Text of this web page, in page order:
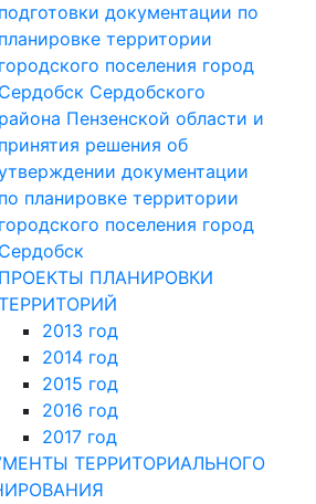
подготовки документации по
планировке территории
городского поселения город
Сердобск Сердобского
района Пензенской области и
принятия решения об
документации
по планировке территории
городского поселения город
Сердобск
ПРОЕКТЫ ПЛАНИРОВКИ
2013 год
2014 год
2015 год
2016 год
2017 год
ТЕРРИТОРИАЛЬНОГО